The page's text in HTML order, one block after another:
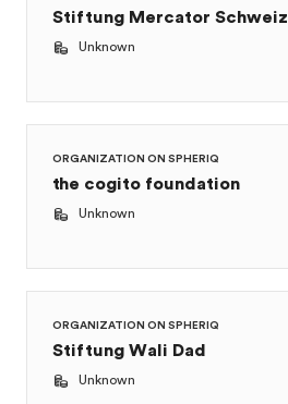
Stiftung Mercator Schweiz
Unknown
ORGANIZATION ON SPHERIQ
the cogito foundation
Unknown
ORGANIZATION ON SPHERIQ
Stiftung Wali Dad
Unknown